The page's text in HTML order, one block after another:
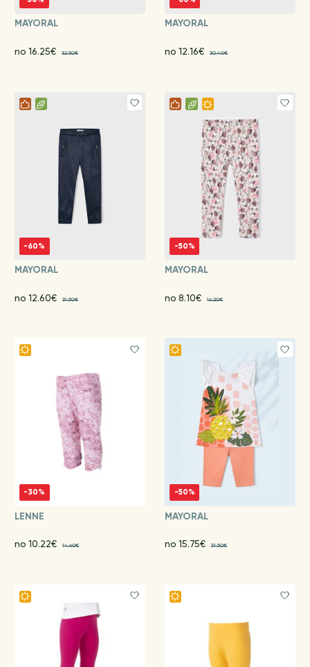
MAYORAL
no 16.25€ 32.50€
MAYORAL
no 12.16€ 30.40€
-60%
MAYORAL
no 12.60€ 31.50€
-50%
MAYORAL
no 8.10€ 16.20€
-30%
LENNE
no 10.22€ 14.60€
-50%
MAYORAL
no 15.75€ 31.50€